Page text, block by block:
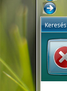
Keresés